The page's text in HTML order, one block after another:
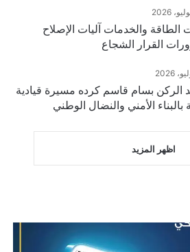
الطاقة والخدمات آليات الإصلاح
القرار الشجاع
الركن بسام قاسم كرده مسيرة قيادية
بالبناء الأمني والنضال الوطني
اظهر المزيد